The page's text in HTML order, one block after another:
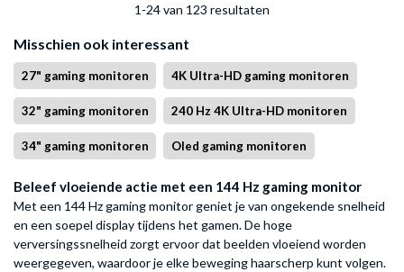
1-24 van 123 resultaten
Misschien ook interessant
27" gaming monitoren 4K Ultra-HD gaming monitoren
32" gaming monitoren 240 Hz 4K Ultra-HD monitoren
34" gaming monitoren Oled gaming monitoren
Beleef vloeiende actie met een 144 Hz gaming monitor
Met een 144 Hz gaming monitor geniet je van ongekende snelheid
en een soepel display tijdens het gamen. De hoge
verversingssnelheid zorgt ervoor dat beelden vloeiend worden
weergegeven, waardoor je elke beweging haarscherp kunt volgen.